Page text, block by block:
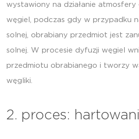
wystawiony na działanie
węgiel, podczas gdy w przypadku
solnej, obrabiany przedmiot jest
solnej. W procesie dyfuzji węgiel
przedmiotu obrabianego i tworzy
węgliki.
2. proces: